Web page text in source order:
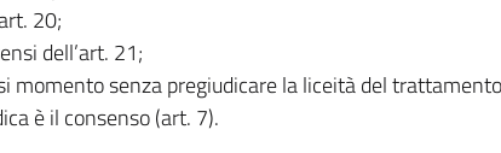
20;
dell’art. 21;
momento senza pregiudicare la liceità del
è il consenso (art. 7).